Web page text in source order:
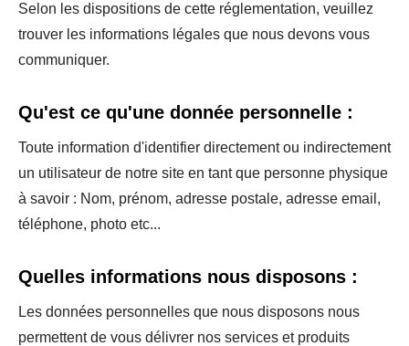
Selon les dispositions de cette réglementation, veuillez
trouver les informations légales que nous devons vous
communiquer.
Qu'est ce qu'une donnée personnelle :
Toute information d'identifier directement ou indirectement
un utilisateur de notre site en tant que personne physique
à savoir : Nom, prénom, adresse postale, adresse email,
téléphone, photo etc...
Quelles informations nous disposons :
Les données personnelles que nous disposons nous
permettent de vous délivrer nos services et produits